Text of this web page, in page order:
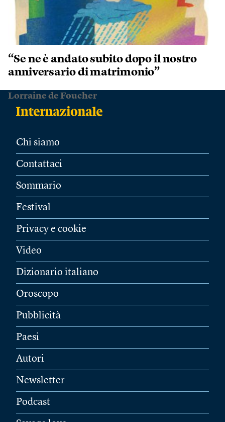
“Se ne è andato subito dopo il nostro
anniversario di matrimonio”
Lorraine de Foucher
Chi siamo
Contattaci
Sommario
Festival
Privacy e cookie
Video
Dizionario italiano
Oroscopo
Pubblicità
Paesi
Autori
Newsletter
Podcast